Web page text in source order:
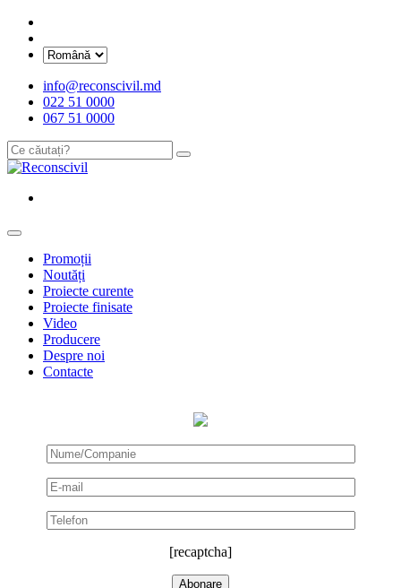
info@reconscivil.md
022 51 0000
067 51 0000
Promoții
Noutăți
Proiecte curente
Proiecte finisate
Video
Producere
Despre noi
Contacte
[recaptcha]